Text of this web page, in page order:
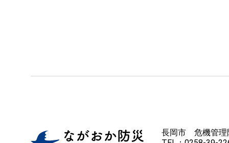
長岡市 危機管理